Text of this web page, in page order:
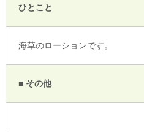
ひとこと
海草のローションです。
■ その他